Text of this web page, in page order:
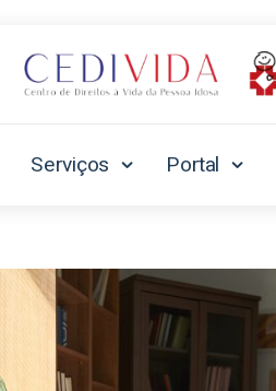
Serviços Portal